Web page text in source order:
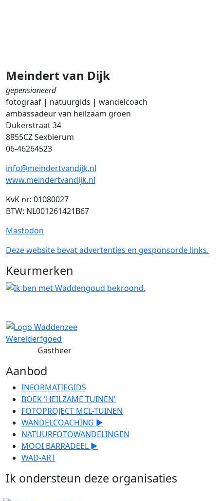
Meindert van Dijk
gepensioneerd
fotograaf | natuurgids | wandelcoach
ambassadeur van heilzaam groen
Dukerstraat 34
8855CZ Sexbierum
06-46264523
info@meindertvandijk.nl
www.meindertvandijk.nl
KvK nr: 01080027
BTW: NL001261421B67
Mastodon
Deze website bevat advertenties en gesponsorde links.
Keurmerken
Gastheer
Aanbod
INFORMATIEGIDS
BOEK 'HEILZAME TUINEN'
FOTOPROJECT MCL-TUINEN
WANDELCOACHING ►
NATUURFOTOWANDELINGEN
MOOI BARRADEEL ►
WAD-ART
Ik ondersteun deze organisaties